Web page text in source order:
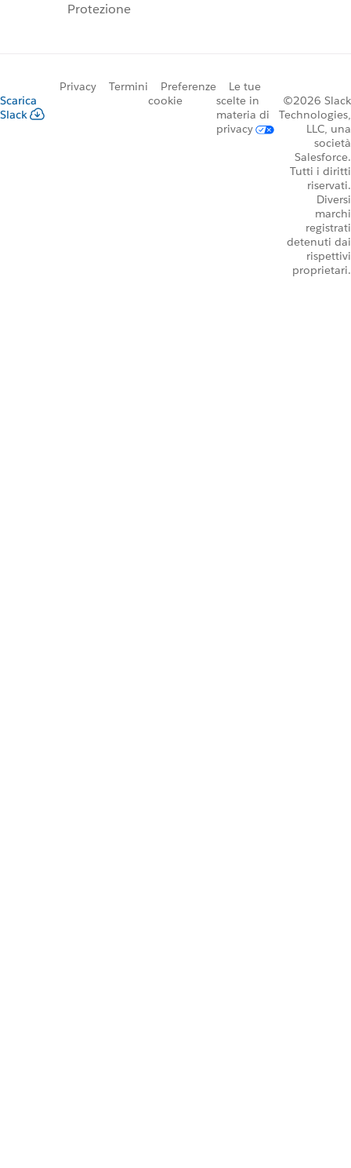
Protezione
Scarica
Slack
Privacy Termini
Preferenze
cookie
Le tue
scelte in
materia di
privacy
©2026 Slack
Technologies,
LLC, una
società
Salesforce.
Tutti i diritti
riservati.
Diversi
marchi
registrati
detenuti dai
rispettivi
proprietari.